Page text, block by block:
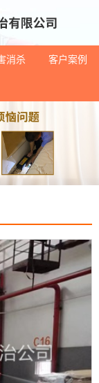
消杀 客户案例